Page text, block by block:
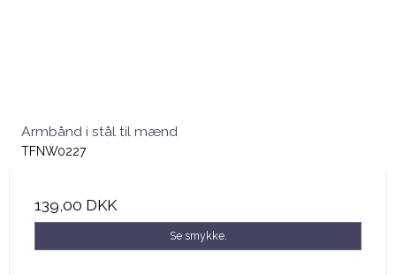
Armbånd i stål til mænd
TFNW0227
139,00 DKK
Se smykke.